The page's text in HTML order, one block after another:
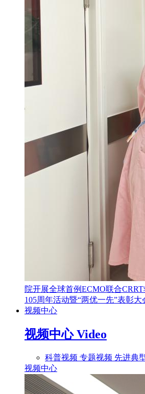
院开展全球首例ECMO联合
105周年活动暨“两优一先”表彰大
视频中心
视频中心Video
科普视频 专题视频 先进典
视频中心